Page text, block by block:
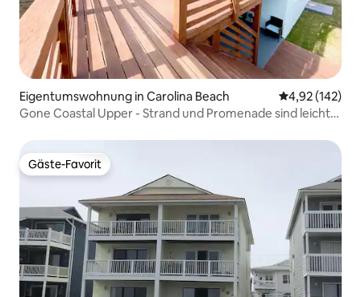
Eigentumswohnung in Carolina Beach
4,92 (142)
Gone Coastal Upper - Strand und Promenade sind leicht
Gäste-Favorit
Gäste-Favorit